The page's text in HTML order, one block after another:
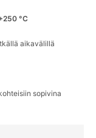
°C
aikavälillä
sopivina